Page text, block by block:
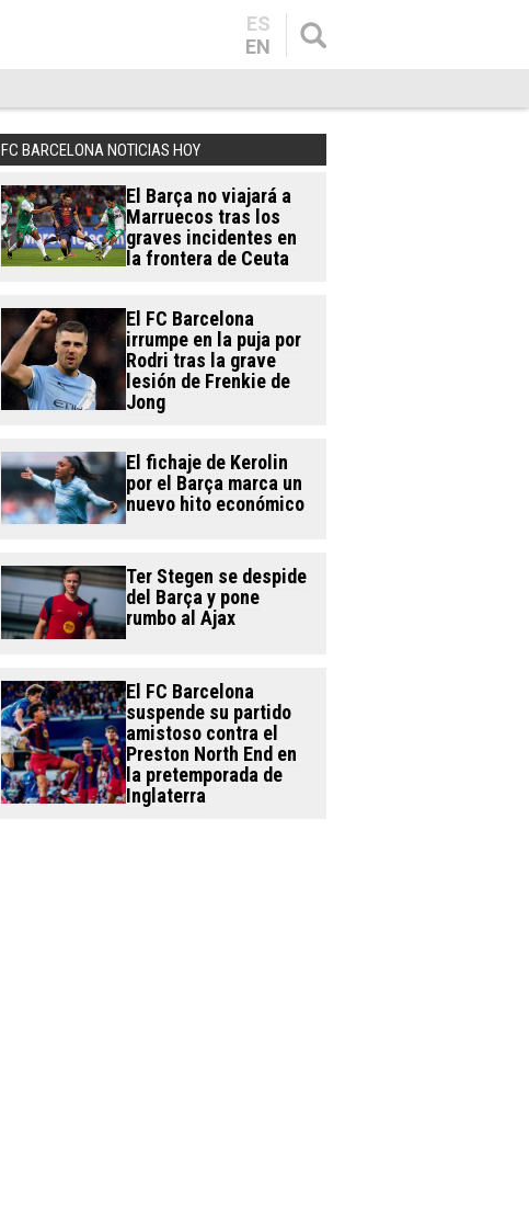
ES
EN
FC BARCELONA NOTICIAS HOY
El Barça no viajará a
Marruecos tras los
graves incidentes en
la frontera de Ceuta
El FC Barcelona
irrumpe en la puja por
Rodri tras la grave
lesión de Frenkie de
Jong
El fichaje de Kerolin
por el Barça marca un
nuevo hito económico
Ter Stegen se despide
del Barça y pone
rumbo al Ajax
El FC Barcelona
suspende su partido
amistoso contra el
Preston North End en
la pretemporada de
Inglaterra